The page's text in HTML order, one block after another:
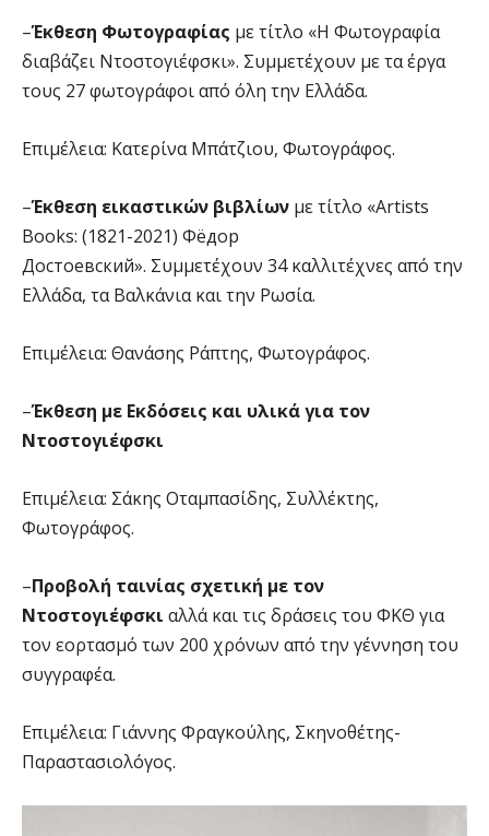
–Έκθεση Φωτογραφίας με τίτλο «Η Φωτογραφία
διαβάζει Ντοστογιέφσκι». Συμμετέχουν με τα έργα
τους 27 φωτογράφοι από όλη την Ελλάδα.
Επιμέλεια: Κατερίνα Μπάτζιου, Φωτογράφος.
–Έκθεση εικαστικών βιβλίων με τίτλο «Artists
Books: (1821-2021) Фёдор
Достоевский». Συμμετέχουν 34 καλλιτέχνες από την
Ελλάδα, τα Βαλκάνια και την Ρωσία.
Επιμέλεια: Θανάσης Ράπτης, Φωτογράφος.
–Έκθεση με Εκδόσεις και υλικά για τον
Ντοστογιέφσκι
Επιμέλεια: Σάκης Οταμπασίδης, Συλλέκτης,
Φωτογράφος.
–Προβολή ταινίας σχετική με τον
Ντοστογιέφσκι αλλά και τις δράσεις του ΦΚΘ για
τον εορτασμό των 200 χρόνων από την γέννηση του
συγγραφέα.
Επιμέλεια: Γιάννης Φραγκούλης, Σκηνοθέτης-
Παραστασιολόγος.